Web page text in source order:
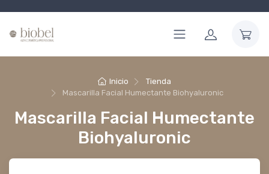
Inicio
Tienda
Mascarilla Facial Humectante Biohyaluronic
Mascarilla Facial Humectante
Biohyaluronic